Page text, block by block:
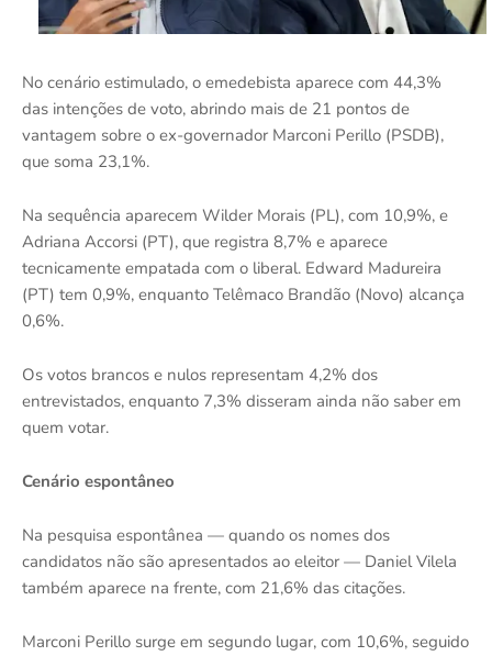
No cenário estimulado, o emedebista aparece com 44,3%
das intenções de voto, abrindo mais de 21 pontos de
vantagem sobre o ex-governador Marconi Perillo (PSDB),
que soma 23,1%.
Na sequência aparecem Wilder Morais (PL), com 10,9%, e
Adriana Accorsi (PT), que registra 8,7% e aparece
tecnicamente empatada com o liberal. Edward Madureira
(PT) tem 0,9%, enquanto Telêmaco Brandão (Novo) alcança
0,6%.
Os votos brancos e nulos representam 4,2% dos
entrevistados, enquanto 7,3% disseram ainda não saber em
quem votar.
Cenário espontâneo
Na pesquisa espontânea — quando os nomes dos
candidatos não são apresentados ao eleitor — Daniel Vilela
também aparece na frente, com 21,6% das citações.
Marconi Perillo surge em segundo lugar, com 10,6%, seguido